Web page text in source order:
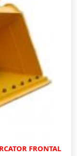
FRONTAL